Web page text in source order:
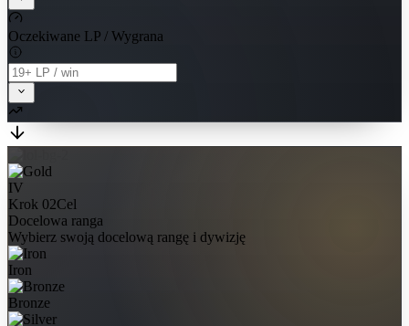
Oczekiwane LP / Wygrana
IV
Krok 02Cel
Docelowa ranga
Wybierz swoją docelową rangę i dywizję
Iron
Bronze